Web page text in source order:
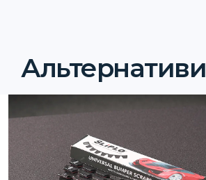
Альтернативи